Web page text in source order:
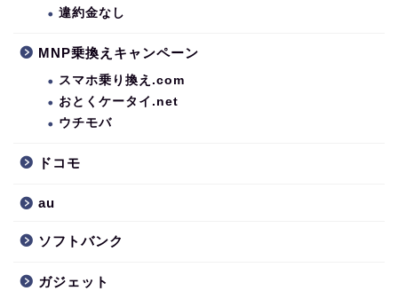
違約金なし
MNP乗換えキャンペーン
スマホ乗り換え.com
おとくケータイ.net
ウチモバ
ドコモ
au
ソフトバンク
ガジェット